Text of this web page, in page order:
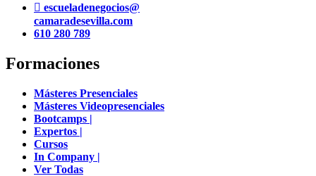
escueladenegocios@
camaradesevilla.com
610 280 789
Formaciones
Másteres Presenciales
Másteres Videopresenciales
Bootcamps |
Expertos |
Cursos
In Company |
Ver Todas